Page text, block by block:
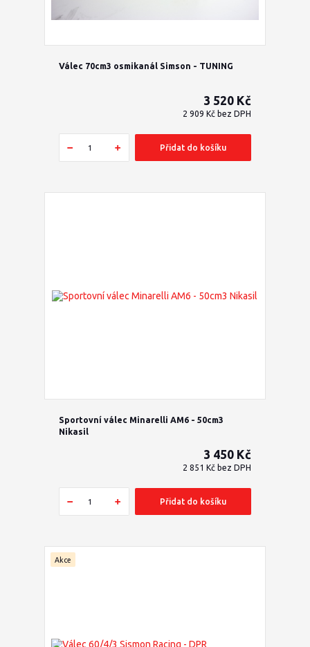
Válec 70cm3 osmikanál Simson - TUNING
3 520 Kč
2 909 Kč bez DPH
Přidat do košíku
Sportovní válec Minarelli AM6 - 50cm3
Nikasil
3 450 Kč
2 851 Kč bez DPH
Přidat do košíku
Akce